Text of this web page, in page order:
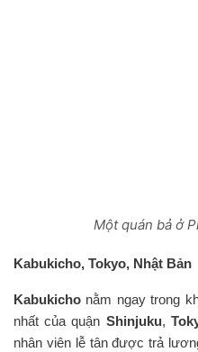
Một quán bả ở
Kabukicho, Tokyo, Nhật Bản
Kabukicho nằm ngay trong
nhất của quận Shinjuku,
nhân viên lễ tân được trả